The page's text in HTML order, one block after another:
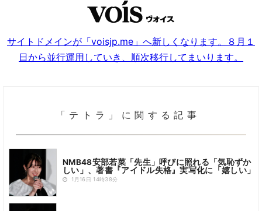
サイトドメインが「voisjp.me」へ新しくなります。８月１
日から並行運用していき、順次移行してまいります。
「テトラ」に関する記事
NMB48安部若菜「先生」呼びに照れる「気恥ずか
しい」、著書『アイドル失格』実写化に「嬉しい」
1月16日 14時38分